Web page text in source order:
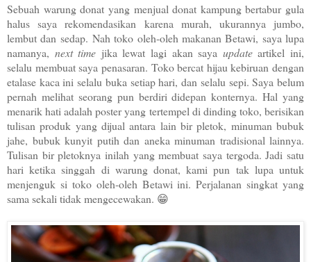
Sebuah warung donat yang menjual donat kampung bertabur gula
halus saya rekomendasikan karena murah, ukurannya jumbo,
lembut dan sedap. Nah toko oleh-oleh makanan Betawi, saya lupa
namanya, next time jika lewat lagi akan saya updateartikel ini,
selalu membuat saya penasaran. Toko bercat hijau kebiruan dengan
etalase kaca ini selalu buka setiap hari, dan selalu sepi. Saya belum
pernah melihat seorang pun berdiri didepan konternya. Hal yang
menarik hati adalah poster yang tertempel di dinding toko, berisikan
tulisan produk yang dijual antara lain bir pletok, minuman bubuk
jahe, bubuk kunyit putih dan aneka minuman tradisional lainnya.
Tulisan bir pletoknya inilah yang membuat saya tergoda. Jadi satu
hari ketika singgah di warung donat, kami pun tak lupa untuk
menjenguk si toko oleh-oleh Betawi ini. Perjalanan singkat yang
sama sekali tidak mengecewakan. 😁